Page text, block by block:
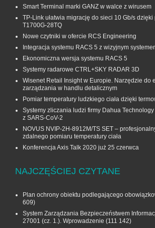
Smart Terminal marki GANZ w walce z wirusem
TP-Link ułatwia migrację do sieci 10 Gb/s dzięki
T1700G‑28TQ
Nowe czytniki w ofercie RCS Engineering
Integracja systemu RACS 5 z wizyjnym
Ekonomiczna wersja systemu RACS 5
Systemy radarowe CTRL+SKY RADAR 3D
Wisenet Retail Insight w Europie. Narzędzie do
zarządzania w handlu detalicznym
Pomiar temperatury ludzkiego ciała dzięki
Systemy zliczania ludzi firmy Dahua
z SARS-CoV-2
NOVUS NVIP-2H-8912M/TS SET –
zdalnego pomiaru temperatury ciała
Konferencja Axis Talk 2020 już 25 czerwca
NAJCZĘŚCIEJ CZYTANE
Plan ochrony obiektu podlegającego
609)
System Zarządzania Bezpieczeństwem
27001 (cz. 1.). Wprowadzenie (111 142)